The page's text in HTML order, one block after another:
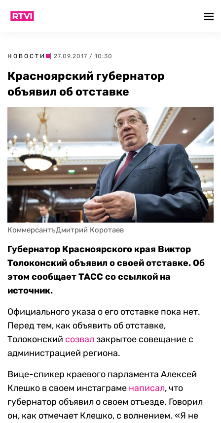
НОВОСТИ | 27.09.2017 / 10:30
Красноярский губернатор
объявил об отставке
КоммерсантъДмитрий Коротаев
Губернатор Красноярского края Виктор
Толоконский объявил о своей отставке. Об
этом сообщает ТАСС со ссылкой на
источник.
Официального указа о его отставке пока нет.
Перед тем, как объявить об отставке,
Толоконский созвал закрытое совещание с
администрацией региона.
Вице-спикер краевого парламента Алексей
Клешко в своем инстаграме написал, что
губернатор объявил о своем отъезде. Говорил
он, как отмечает Клешко, с волнением. «Я не